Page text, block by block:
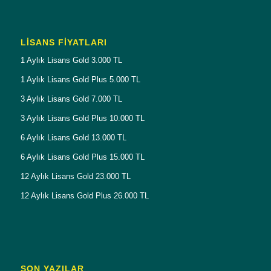
LISANS FIYATLARI
1 Aylık Lisans Gold 3.000 TL
1 Aylık Lisans Gold Plus 5.000 TL
3 Aylık Lisans Gold 7.000 TL
3 Aylık Lisans Gold Plus 10.000 TL
6 Aylık Lisans Gold 13.000 TL
6 Aylık Lisans Gold Plus 15.000 TL
12 Aylık Lisans Gold 23.000 TL
12 Aylık Lisans Gold Plus 26.000 TL
SON YAZILAR